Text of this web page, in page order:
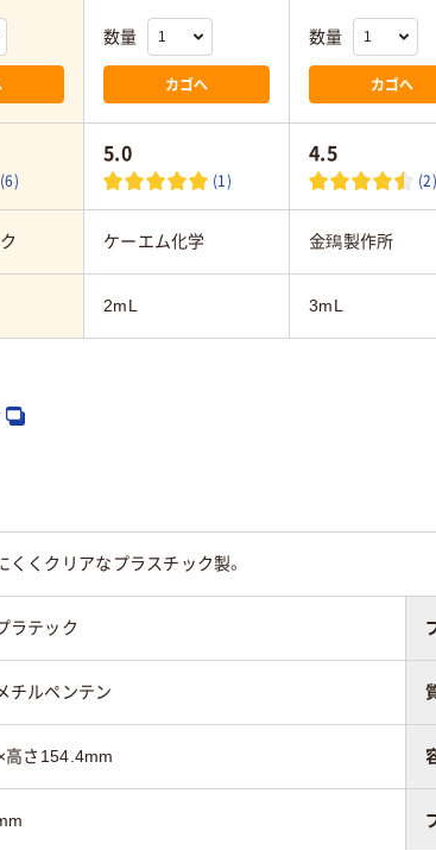
数量
カゴへ
数量
カゴへ
(6)
5.0
(1)
4.5
(2)
ケーエム化学 金鵄製作所
2mL 3mL
くくクリアなプラスチック製。
ラテック
チルペンテン
高さ154.4mm